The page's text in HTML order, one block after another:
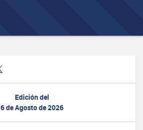
Edición del
6 de Agosto de 2026